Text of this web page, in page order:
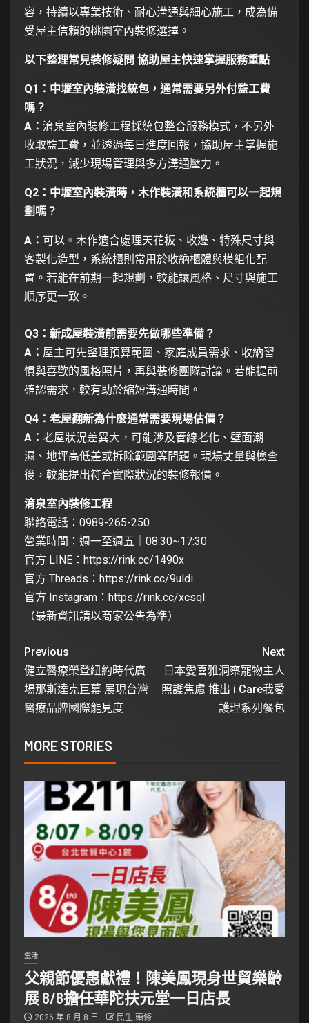
容，持續以專業技術、耐心溝通與細心施工，成為備
受屋主信賴的桃園室內裝修選擇。
以下整理常見裝修疑問 協助屋主快速掌握服務重點
Q1：中壢室內裝潢找統包，通常需要另外付監工費
嗎？
A： 淯泉室內裝修工程採統包整合服務模式，不另外
收取監工費，並透過每日進度回報，協助屋主掌握施
工狀況，減少現場管理與多方溝通壓力。
Q2：中壢室內裝潢時，木作裝潢和系統櫃可以一起規
劃嗎？
A： 可以。木作適合處理天花板、收邊、特殊尺寸與
客製化造型，系統櫃則常用於收納櫃體與模組化配
置。若能在前期一起規劃，較能讓風格、尺寸與施工
順序更一致。
Q3：新成屋裝潢前需要先做哪些準備？
A： 屋主可先整理預算範圍、家庭成員需求、收納習
慣與喜歡的風格照片，再與裝修團隊討論。若能提前
確認需求，較有助於縮短溝通時間。
Q4：老屋翻新為什麼通常需要現場估價？
A： 老屋狀況差異大，可能涉及管線老化、壁面潮
濕、地坪高低差或拆除範圍等問題。現場丈量與檢查
後，較能提出符合實際狀況的裝修報價。
淯泉室內裝修工程
聯絡電話：0989-265-250
營業時間：週一至週五｜08:30~17:30
官方 LINE： https://rink.cc/1490x
官方 Threads： https://rink.cc/9uldi
官方 Instagram： https://rink.cc/xcsql
（最新資訊請以商家公告為準）
Previous
健立醫療榮登紐約時代廣
場那斯達克巨幕 展現台灣
醫療品牌國際能見度
Next
日本愛喜雅洞察寵物主人
照護焦慮 推出 i Care我愛
護理系列餐包
MORE STORIES
生活
父親節優惠獻禮！陳美鳳現身世貿樂齡
展 8/8擔任華陀扶元堂一日店長
2026 年 8 月 8 日 民生 頭條